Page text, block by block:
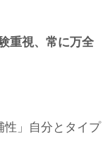
重視、常に万全
性」自分とタイプ